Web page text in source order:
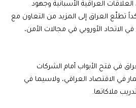
العراقية الأسبانية وجهود
تطلّع العراق إلى المزيد من التعاون مع
الاتحاد الأوروبي في مجالات الأمن،
في فتح الأبواب أمام الشركات
في الاقتصاد العراقي، ولاسيما في
ملاكاتها.